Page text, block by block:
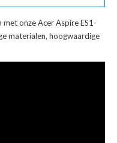
met onzeAcer Aspire ES1-
materialen, hoogwaardige